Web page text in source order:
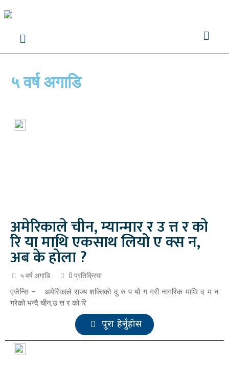
५ वर्ष अगाडि
अमेरिकाले चीन, म्यान्मार र उ त्त र को
रि या माथि एकसाथ लियो ए क्स न,
अब के होला ?
५ वर्ष अगाडि 0 प्रतिक्रिया
एजेन्सि – अमेरिकाले राज्य शक्तिको दु रु प यो ग गरी नागरिक माथि द म न
गरेको भन्दै चीन,उ त्त र को रि
पुरा हेर्नुहोस